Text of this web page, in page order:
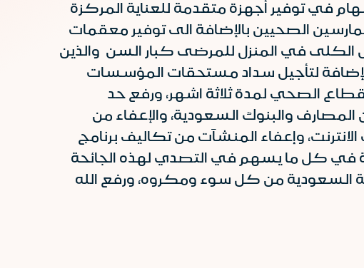
في توفير أجهزة متقدمة للعناية المركزة
والممارسين الصحيين بالإضافة الى توفير معقمات
الكلى في المنزل للمرضى كبار السن والذين
لتأجيل سداد مستحقات المؤسسات
الصحي لمدة ثلاثة اشهر، ورفع حد
من رسوم التحويل بين المصارف والبنوك السعودية، والإعفاء من
وإعفاء المنشآت من تكاليف برنامج
في كل ما يسهم في التصدي لهذه الجائحة
السعودية من كل سوء ومكروه، ورفع الله